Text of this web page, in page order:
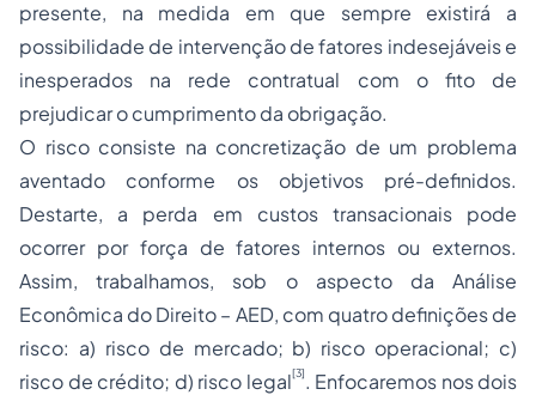
presente, na medida em que sempre existirá a
possibilidade de intervenção de fatores indesejáveis e
inesperados na rede contratual com o fito de
prejudicar o cumprimento da obrigação.
O risco consiste na concretização de um problema
aventado conforme os objetivos pré-definidos.
Destarte, a perda em custos transacionais pode
ocorrer por força de fatores internos ou externos.
Assim, trabalhamos, sob o aspecto da Análise
Econômica do Direito – AED, com quatro definições de
risco: a) risco de mercado; b) risco operacional; c)
risco de crédito; d) risco legal[3]. Enfocaremos nos dois